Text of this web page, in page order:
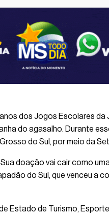
anos dos Jogos Escolares
do agasalho. Durante
do Sul, por meio da
doação vai cair como
do Sul, que venceu a
Estado de Turismo,